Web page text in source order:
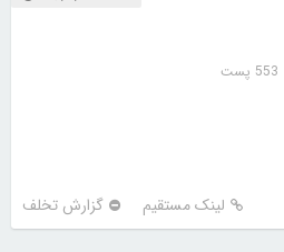
553 پست
لینک مستقیم گزارش تخلف